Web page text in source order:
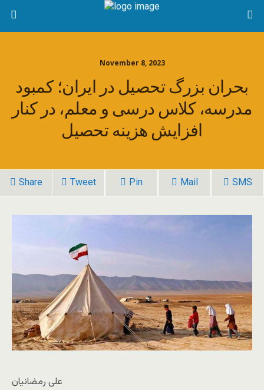
November 8, 2023
بحران بزرگ تحصیل در ایران؛ کمبود
مدرسه، کلاس درسی و معلم، در کنار
افزایش هزینه تحصیل
Share Tweet Pin Mail SMS
علی رمضانیان